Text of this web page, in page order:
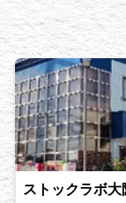
ストックラボ大